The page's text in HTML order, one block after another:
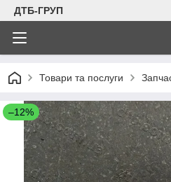
ДТБ-ГРУП
Товари та послуги
–12%